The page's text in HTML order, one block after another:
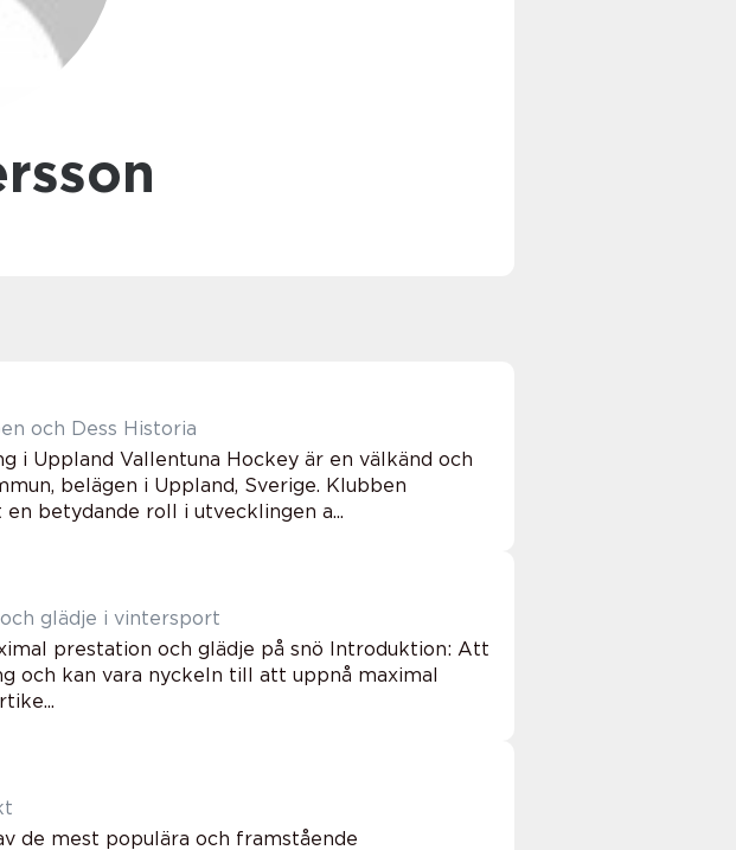
och Dess Historia
i Uppland Vallentuna Hockey är en välkänd och
belägen i Uppland, Sverige. Klubben
en betydande roll i utvecklingen a...
glädje i vintersport
prestation och glädje på snö Introduktion: Att
och kan vara nyckeln till att uppnå maximal
de mest populära och framstående